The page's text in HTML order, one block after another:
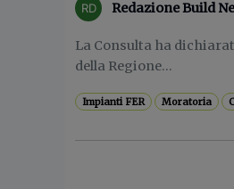
Redazione Build
La Consulta ha
della Regione...
Impianti FER Moratoria